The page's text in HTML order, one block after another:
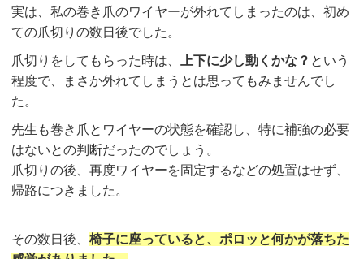
実は、私の巻き爪のワイヤーが外れてしまったのは、初め
ての爪切りの数日後でした。
爪切りをしてもらった時は、 上下に少し動くかな？ という
程度で、まさか外れてしまうとは思ってもみませんでし
た。
先生も巻き爪とワイヤーの状態を確認し、特に補強の必要
はないとの判断だったのでしょう。
爪切りの後、再度ワイヤーを固定するなどの処置はせず、
帰路につきました。
その数日後、椅子に座っていると、ポロッと何かが落ちた